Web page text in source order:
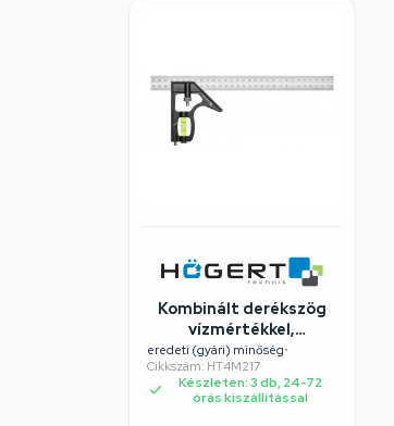
Kombinált derékszög
vízmértékkel,
alumínium, 300 mm,
HÖGERT HT4M217
eredeti (gyári) minőség•
Cikkszám: HT4M217
Készleten: 3 db, 24-72
órás kiszállítással